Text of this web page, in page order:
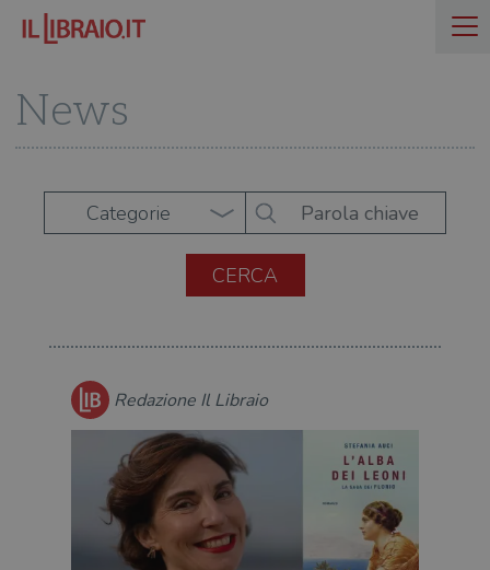
News
Categorie
Redazione Il Libraio